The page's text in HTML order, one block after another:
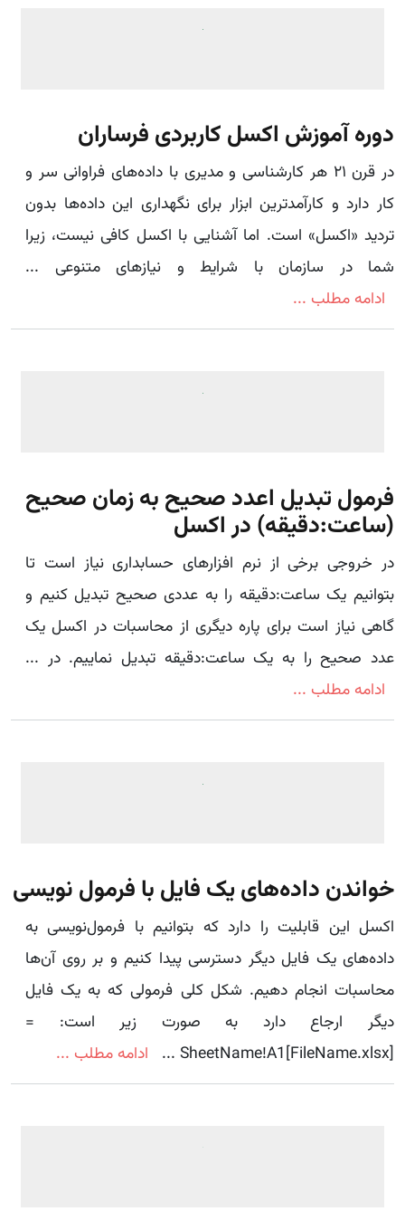
دوره آموزش اکسل کاربردی فرساران
در قرن ۲۱ هر کارشناسی و مدیری با داده‌های فراوانی سر و
کار دارد و کارآمدترین ابزار برای نگهداری این داده‌ها بدون
تردید «اکسل» است. اما آشنایی با اکسل کافی نیست، زیرا
شما در سازمان با شرایط و نیازهای متنوعی ...
ادامه مطلب ...
فرمول تبدیل اعدد صحیح به زمان صحیح
(ساعت:دقیقه) در اکسل
در خروجی برخی از نرم افزارهای حسابداری نیاز است تا
بتوانیم یک ساعت:دقیقه را به عددی صحیح تبدیل کنیم و
گاهی نیاز است برای پاره دیگری از محاسبات در اکسل یک
عدد صحیح را به یک ساعت:دقیقه تبدیل نماییم. در ...
ادامه مطلب ...
خواندن داده‌های یک فایل با فرمول نویسی
اکسل این قابلیت را دارد که بتوانیم با فرمول‌نویسی به
داده‌های یک فایل دیگر دسترسی پیدا کنیم و بر روی آن‌ها
محاسبات انجام دهیم. شکل کلی فرمولی که به یک فایل
دیگر ارجاع دارد به صورت زیر است: =
[FileName.xlsx]SheetName!A1 ...
ادامه مطلب ...